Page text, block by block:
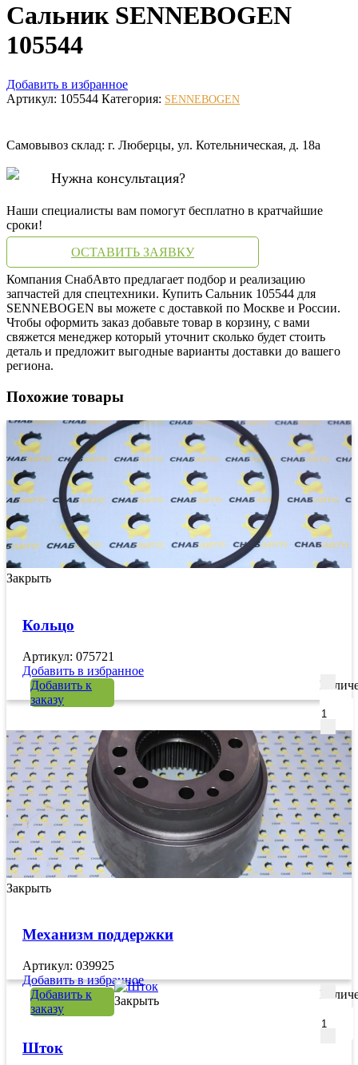
Сальник SENNEBOGEN
105544
Добавить в избранное
Артикул: 105544 Категория: SENNEBOGEN
Самовывоз склад: г. Люберцы, ул. Котельническая, д. 18а
Нужна консультация?
Наши специалисты вам помогут бесплатно в кратчайшие
сроки!
ОСТАВИТЬ ЗАЯВКУ
Компания СнабАвто предлагает подбор и реализацию
запчастей для спецтехники. Купить Сальник 105544 для
SENNEBOGEN вы можете с доставкой по Москве и России.
Чтобы оформить заказ добавьте товар в корзину, с вами
свяжется менеджер который уточнит сколько будет стоить
деталь и предложит выгодные варианты доставки до вашего
региона.
Похожие товары
Закрыть
Кольцо
Артикул: 075721
Добавить в избранное
Добавить к
заказу
Закрыть
Механизм поддержки
Артикул: 039925
Добавить в избранное
Добавить к
заказу
Закрыть
Шток